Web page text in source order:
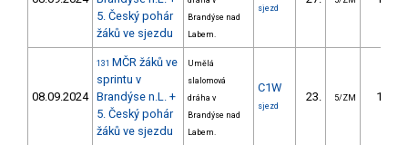
5. Český pohár
žáků ve sjezdu
Brandýse nad
Labem.
sjezd
08.09.2024
131 MČR žáků ve
sprintu v
Brandýse n.L. +
5. Český pohár
žáků ve sjezdu
Umělá
slalomová
dráha v
Brandýse nad
Labem.
C1W
sjezd
23. 5/ZM 11.74